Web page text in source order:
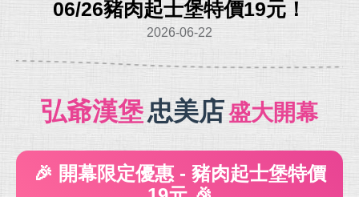
06/26豬肉起士堡特價19元！
2026-06-22
弘爺漢堡忠美店盛大開幕
🎉 開幕限定優惠 - 豬肉起士堡特價